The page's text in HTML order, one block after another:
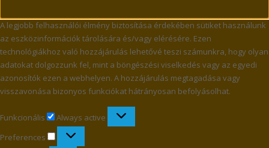
A legjobb felhasználói élmény biztosítása érdekében sütiket használunk
az eszközinformációk tárolására és/vagy elérésére. Ezen
technológiákhoz való hozzájárulás lehetővé teszi számunkra, hogy olyan
adatokat dolgozzunk fel, mint a böngészési viselkedés vagy az egyedi
azonosítók ezen a webhelyen. A hozzájárulás megtagadása vagy
visszavonása bizonyos funkciókat hátrányosan befolyásolhat.
Funkcionális Funkcionális
Always active
Preferences
Preferences